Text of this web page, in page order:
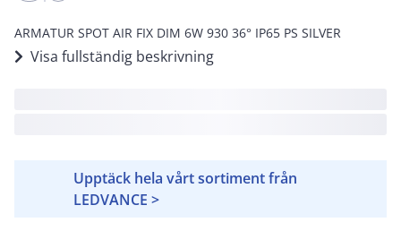
ARMATUR SPOT AIR FIX DIM 6W 930 36° IP65 PS SILVER
Visa fullständig beskrivning
Upptäck hela vårt sortiment från
LEDVANCE >